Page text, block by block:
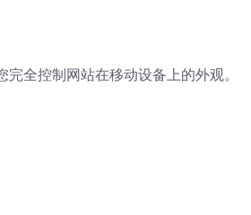
全控制网站在移动设备上的外观。